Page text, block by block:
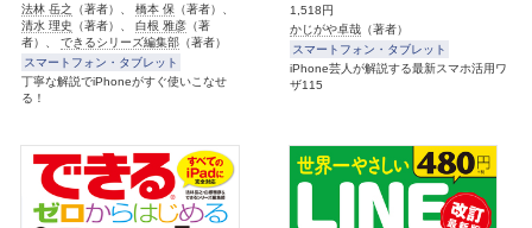
法林 岳之 （著者）、 橋本 保 （著者）、
清水 理史 （著者）、 白根 雅彦 （著
者）、 できるシリーズ編集部 （著者）
スマートフォン・タブレット
丁寧な解説でiPhoneがすぐ使いこなせ
る！
1,518円
かじがや卓哉 （著者）
スマートフォン・タブレット
iPhone芸人が解説する最新スマホ活用ワ
ザ115